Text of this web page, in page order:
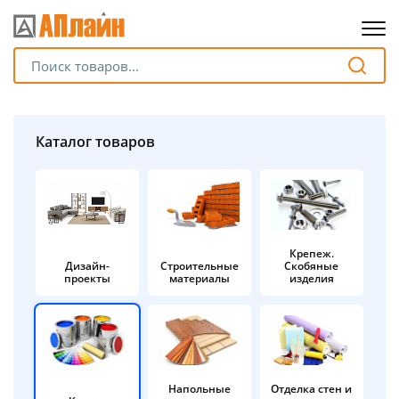
Каталог товаров
Дизайн-
проекты
Строительные
материалы
Крепеж.
Скобяные
изделия
Напольные
Отделка стен и
Разбейте
без переплат
График платежей
Сегодня
%